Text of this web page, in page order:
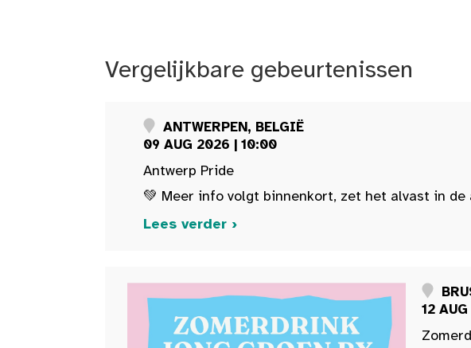
Vergelijkbare gebeurtenissen
ANTWERPEN, BELGIË
09 AUG 2026 | 10:00
Antwerp Pride
💚 Meer info volgt binnenkort, zet het alvast in de
Lees verder ›
12